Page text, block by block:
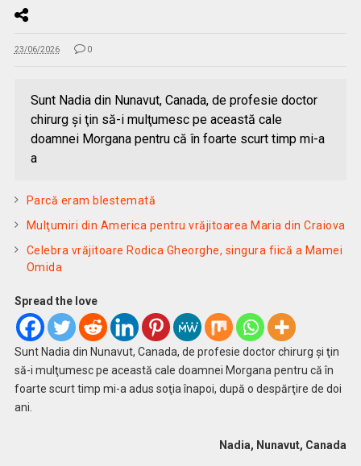
23/06/2026 0
Sunt Nadia din Nunavut, Canada, de profesie doctor
chirurg şi ţin să-i mulţumesc pe această cale
doamnei Morgana pentru că în foarte scurt timp mi-a
a
Parcă eram blestemată
Mulţumiri din America pentru vrăjitoarea Maria din Craiova
Celebra vrăjitoare Rodica Gheorghe, singura fiică a Mamei
Omida
Spread the love
Sunt Nadia din Nunavut, Canada, de profesie doctor chirurg şi ţin
să-i mulţumesc pe această cale doamnei Morgana pentru că în
foarte scurt timp mi-a adus soţia înapoi, după o despărţire de doi
ani.
Nadia, Nunavut, Canada